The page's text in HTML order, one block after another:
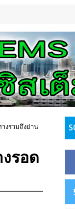
งรวมถึงย่าน
รอด